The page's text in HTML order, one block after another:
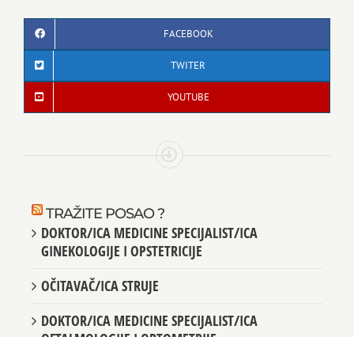
FACEBOOK
TWITER
YOUTUBE
TRAŽITE POSAO ?
DOKTOR/ICA MEDICINE SPECIJALIST/ICA
GINEKOLOGIJE I OPSTETRICIJE
OČITAVAČ/ICA STRUJE
DOKTOR/ICA MEDICINE SPECIJALIST/ICA